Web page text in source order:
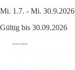
Mi. 1.7. - Mi. 30.9.2026
Gültig bis 30.09.2026